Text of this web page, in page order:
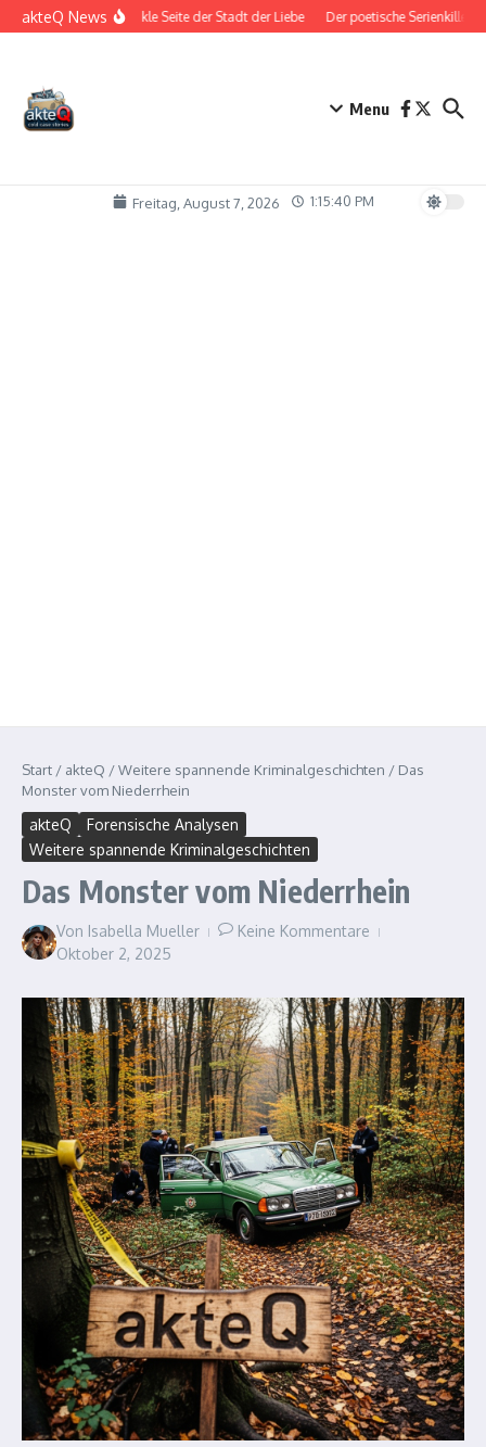
Zum Inhalt springen
akteQ NewsDie dunkle Seite der Stadt der Liebe Der poetische Serienkiller
Menu
Freitag, August 7, 2026 1:15:41 PM
Start / akteQ /Weitere spannende Kriminalgeschichten / Das
Monster vom Niederrhein
akteQ
Forensische Analysen
Weitere spannende Kriminalgeschichten
Das Monster vom Niederrhein
Von Isabella Mueller
Keine Kommentare
Oktober 2, 2025